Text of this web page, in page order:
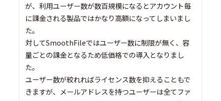
が、利用ユーザー数が数百規模になるとアカウント毎
に課金される製品ではかなり高額になってしまいまし
た。
対してSmoothFileではユーザー数に制限が無く、容
量ごとの課金となるため低価格での導入となりまし
た。
ユーザー数が絞れればライセンス数を抑えることもで
きますが、メールアドレスを持つユーザーは全てファ